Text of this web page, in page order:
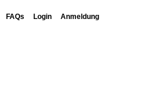
FAQs Login Anmeldung